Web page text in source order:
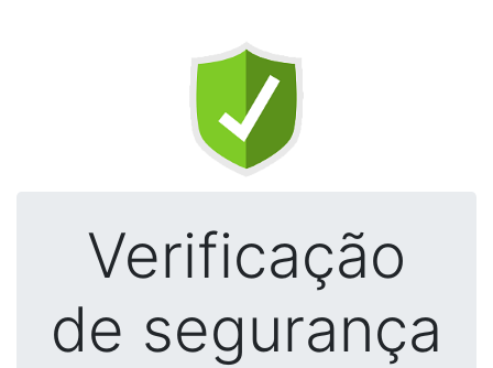
Verificação
de segurança